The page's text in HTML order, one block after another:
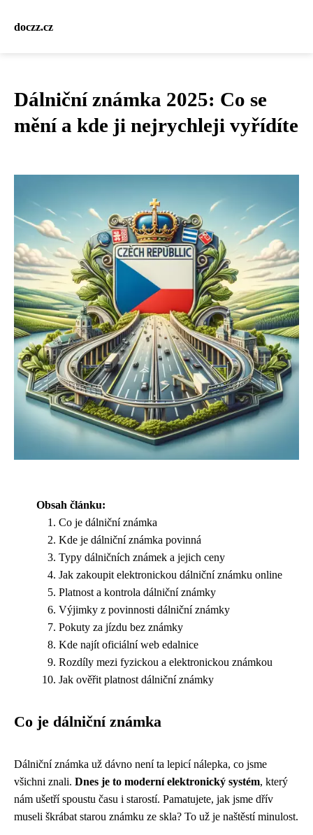
doczz.cz
Dálniční známka 2025: Co se
mění a kde ji nejrychleji vyřídíte
Obsah článku:
Co je dálniční známka
Kde je dálniční známka povinná
Typy dálničních známek a jejich ceny
Jak zakoupit elektronickou dálniční známku online
Platnost a kontrola dálniční známky
Výjimky z povinnosti dálniční známky
Pokuty za jízdu bez známky
Kde najít oficiální web edalnice
Rozdíly mezi fyzickou a elektronickou známkou
Jak ověřit platnost dálniční známky
Co je dálniční známka
Dálniční známka už dávno není ta lepicí nálepka, co jsme
všichni znali. Dnes je to moderní elektronický systém, který
nám ušetří spoustu času i starostí. Pamatujete, jak jsme dřív
museli škrábat starou známku ze skla? To už je naštěstí minulost.